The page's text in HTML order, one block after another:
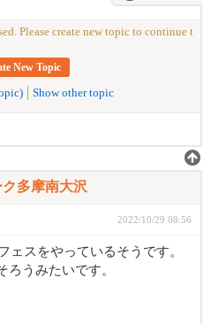
Please create new topic to continue t
New Topic
Show other topic
多摩南大沢
2022/10/29 08:56
ェスをやっているそうです。
うみたいです。